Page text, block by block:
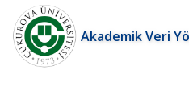
Akademik Veri